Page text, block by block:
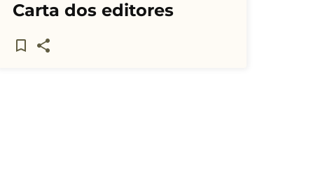
Carta dos editores